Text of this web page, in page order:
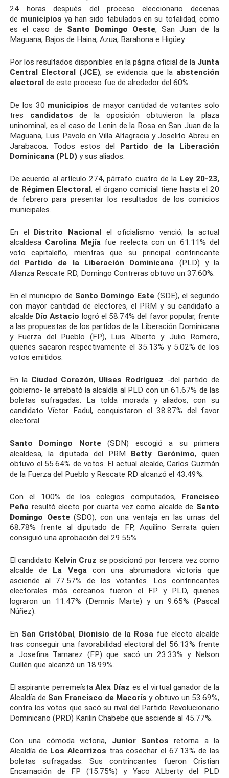
24 horas después del proceso eleccionario decenas
de municipios ya han sido tabulados en su totalidad, como
es el caso de Santo Domingo Oeste, San Juan de la
Maguana, Bajos de Haina, Azua, Barahona e Higüey.
Por los resultados disponibles en la página oficial de la Junta
Central Electoral
(JCE), se evidencia que la abstención
electoral de este proceso fue de alrededor del 60%.
De los 30 municipios de mayor cantidad de votantes solo
tres candidatos de la oposición obtuvieron la plaza
uninominal, es el caso de Lenin de la Rosa en San Juan de la
Maguana, Luis Pavolo en Villa Altagracia y Joselito Abreu en
Jarabacoa. Todos estos del
Partido de la Liberación
Dominicana (PLD) y sus aliados.
De acuerdo al artículo 274, párrafo cuatro de la Ley 20-23,
de Régimen Electoral , el órgano comicial tiene hasta el 20
de febrero para presentar los resultados de los comicios
municipales.
En el Distrito Nacional
el oficialismo venció; la actual
alcaldesa Carolina Mejíafue reelecta con un 61.11% del
voto capitaleño, mientras que su principal contrincante
del
Partido de la Liberación Dominicana (PLD) y la
Alianza Rescate RD, Domingo Contreras obtuvo un 37.60%.
En el municipio de Santo Domingo Este (SDE), el segundo
con mayor cantidad de electores, el PRM y su candidato a
alcalde Dío Astacio logró el 58.74% del favor popular, frente
a las propuestas de los partidos de la Liberación Dominicana
y Fuerza del Pueblo (FP), Luis Alberto y Julio Romero,
quienes sacaron respectivamente el 35.13% y 5.02% de los
votos emitidos.
En la Ciudad Corazón, Ulises Rodríguez -del partido de
gobierno- le arrebató la alcaldía al PLD con un 61.67% de las
boletas sufragadas. La tolda morada y aliados, con su
candidato Víctor Fadul, conquistaron el 38.87% del favor
electoral.
Santo Domingo Norte(SDN) escogió a su primera
alcaldesa, la diputada del PRM
Betty Gerónimo, quien
obtuvo el 55.64% de votos. El actual alcalde, Carlos Guzmán
de la Fuerza del Pueblo y Rescate RD alcanzó el 43.49%.
Con el 100% de los colegios computados,
Francisco
Peñaresultó electo por cuarta vez como alcalde de Santo
Domingo Oeste(SDO), con una ventaja en las urnas del
68.78% frente al diputado de FP, Aquilino Serrata quien
consiguió una aprobación del 29.55%.
El candidato Kelvin Cruz se posicionó por tercera vez como
alcalde de
La Vegacon una abrumadora victoria que
asciende al 77.57% de los votantes. Los contrincantes
electorales más cercanos fueron el FP y PLD, quienes
lograron un 11.47% (Demnis Marte) y un 9.65% (Pascal
Núñez).
En San Cristóbal , Dionisio de la Rosa fue electo alcalde
tras conseguir una favorabilidad electoral del 56.13% frente
a Josefina Tamarez (FP) que sacó un 23.33% y Nelson
Guillén que alcanzó un 18.99%.
El aspirante perremeístaAlex Díaz es el virtual ganador de la
Alcaldía de San Francisco de Macorís y obtuvo un 53.69%,
contra los votos que sacó su rival del Partido Revolucionario
Dominicano (PRD) Karilin Chabebe que asciende al 45.77%.
Con una cómoda victoria, Junior Santos retorna a la
Alcaldía de Los Alcarrizos tras cosechar el 67.13% de las
boletas sufragadas. Sus contrincantes fueron Cristian
Encarnación de FP (15.75%) y Yaco ALberty del PLD